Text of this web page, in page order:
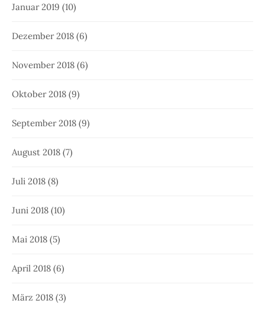
Januar 2019 (10)
Dezember 2018 (6)
November 2018 (6)
Oktober 2018 (9)
September 2018 (9)
August 2018 (7)
Juli 2018 (8)
Juni 2018 (10)
Mai 2018 (5)
April 2018 (6)
März 2018 (3)